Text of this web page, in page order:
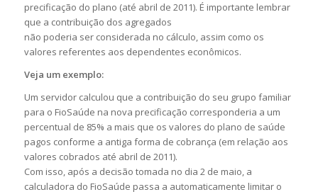
precificação do plano (até abril de 2011). É importante lembrar
que a contribuição dos agregados
não poderia ser considerada no cálculo, assim como os
valores referentes aos dependentes econômicos.
Veja um exemplo:
Um servidor calculou que a contribuição do seu grupo familiar
para o FioSaúde na nova precificação corresponderia a um
percentual de 85% a mais que os valores do plano de saúde
pagos conforme a antiga forma de cobrança (em relação aos
valores cobrados até abril de 2011).
Com isso, após a decisão tomada no dia 2 de maio, a
calculadora do FioSaúde passa a automaticamente limitar o